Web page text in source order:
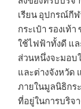
เรียน อุปกรณ์กีฬ
กระเป๋า รองเท้
ใช้ไฟฟ้าทั้งดี แล
ส่วนหนึ่งจะมอบ
และต่างจังหวัด
ภายในมูลนิธิกระ
ที่อยู่ในการบริจ